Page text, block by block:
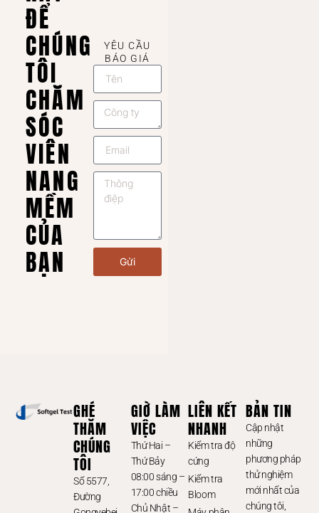
ĐỂ
CHÚNG
TÔI
CHĂM
SÓC
VIÊN
NANG
MỀM
CỦA
BẠN
YÊU CẦU
BÁO GIÁ
Gửi
GHÉ
THĂM
CHÚNG
TÔI
Số 5577,
Đường
GIỜ LÀM
VIỆC
Thứ Hai –
Thứ Bảy
08:00 sáng –
17:00 chiều
Chủ Nhật –
LIÊN KẾT
NHANH
Kiểm tra độ
cứng
Kiểm tra
Bloom
BẢN TIN
Cập nhật
những
phương pháp
thử nghiệm
mới nhất của
chúng tôi,